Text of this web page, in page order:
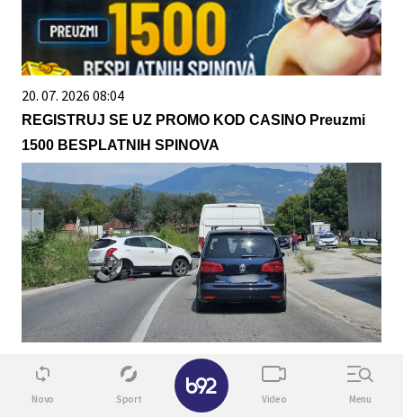
20. 07. 2026 08:04
REGISTRUJ SE UZ PROMO KOD CASINO Preuzmi
1500 BESPLATNIH SPINOVA
08. 08. 2026 14:41
Београђанин остао без оба точка на ауту: Тежа
саобраћајна незгода у Великој Жупи – то је
Novo Sport Video Menu
✕